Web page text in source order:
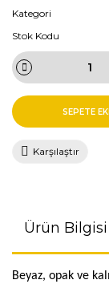
Kategori
Stok Kodu
SEPETE
Karşılaştır
Ürün Bilgisi
Beyaz, opak ve